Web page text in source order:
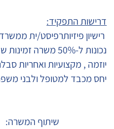
דרישות התפקיד:
רישיון פיזיותרפיסט/ית
נכונות ל-50% משרה זמינות של 4 ימי עבודה בשבוע
יוזמה , מקצועיות ואחריות
יחס מכבד למטופל ולבני
שיתוף המשרה: